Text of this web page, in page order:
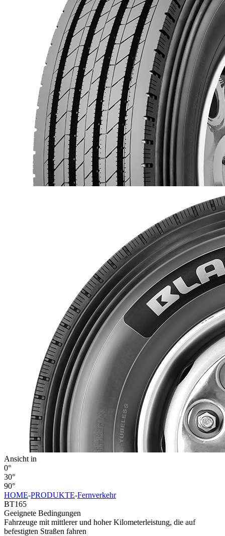
Ansicht in
0°
30°
90°
HOME-PRODUKTE-Fernverkehr
BT165
Geeignete Bedingungen
Fahrzeuge mit mittlerer und hoher Kilometerleistung, die auf
befestigten Straßen fahren